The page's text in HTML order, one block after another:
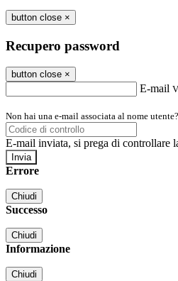
button close ×
Recupero password
button close ×
E-mail
Non hai una e-mail associata al nome
E-mail inviata, si prega di controllare
Errore
Chiudi
Successo
Chiudi
Informazione
Chiudi